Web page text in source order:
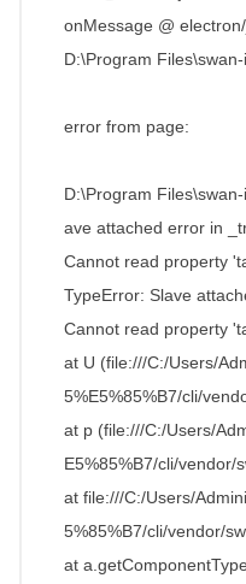
onMessage @
D:\Program
error from page:
D:\Program
ave attached error in
Cannot read property
TypeError: Slave
Cannot read property
at U (file:///C:/Users/
5%E5%85%B7/cli/
at p (file:///C:/Users/
E5%85%B7/cli/vendor/
at file:///C:/Users/
5%85%B7/cli/vendor/
at